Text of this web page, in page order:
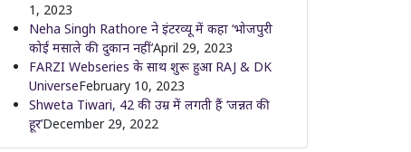
1, 2023
Neha Singh Rathore ने इंटरव्यू में कहा ‘भोजपुरी
कोई मसाले की दुकान नहीं’April 29, 2023
FARZI Webseries के साथ शुरू हुआ RAJ & DK
UniverseFebruary 10, 2023
Shweta Tiwari, 42 की उम्र में लगती हैं ‘जन्नत की
हूर’December 29, 2022